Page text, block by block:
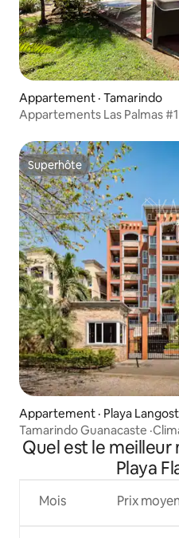
Appartement · Tamarindo
Appartements Las Palmas
Superhôte
Superhôte
Appartement · Playa
Tamarindo Guanacaste
jusqu'à la plage
Quel est le
Playa
Mois Prix